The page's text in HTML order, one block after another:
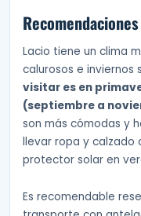
Lacio tiene un clima
calurosos e inviernos
visitar es en
(septiembre a
son más cómodas y
llevar ropa y calzado
protector solar en
Es recomendable